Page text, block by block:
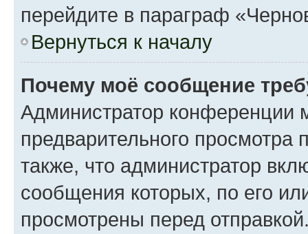
перейдите в параграф
Вернуться к началу
Почему моё сообщение
Администратор конференции
предварительного
также, что администратор
сообщения которых, по его
просмотрены перед